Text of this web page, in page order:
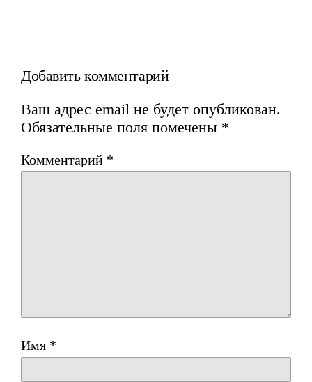
Добавить комментарий
Ваш адрес email не будет опубликован.
Обязательные поля помечены *
Комментарий *
Имя *